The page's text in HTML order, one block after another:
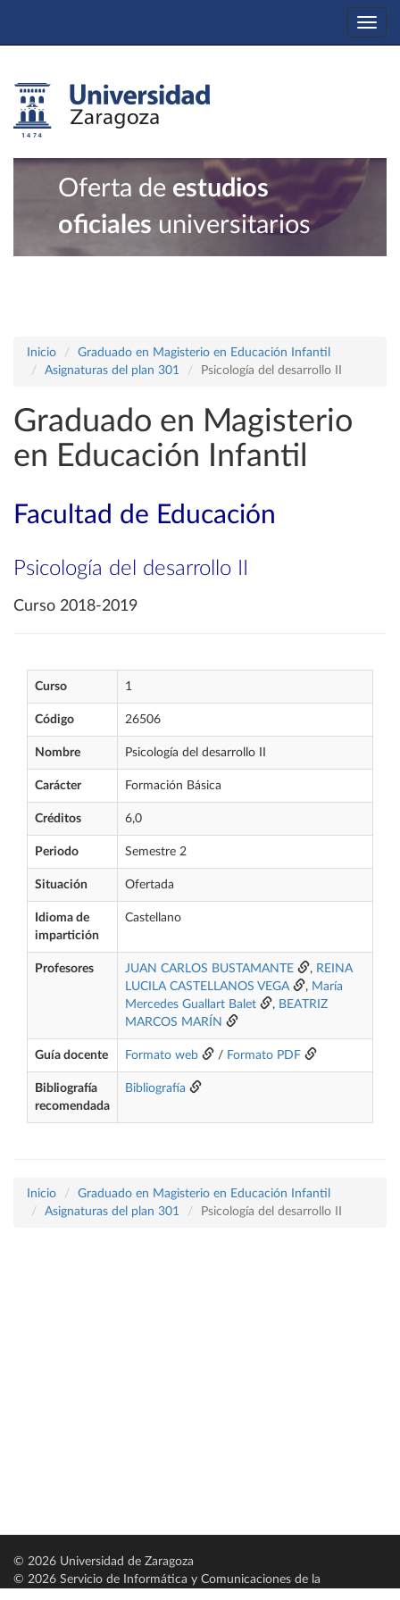
Oferta de estudios
oficiales universitarios
Inicio
Graduado en Magisterio en Educación Infantil
Asignaturas del plan 301
Psicología del desarrollo II
Graduado en Magisterio
en Educación Infantil
Facultad de Educación
Psicología del desarrollo II
Curso 2018-2019
Curso 1
Código 26506
Nombre Psicología del desarrollo II
Carácter Formación Básica
Créditos 6,0
Periodo Semestre 2
Situación Ofertada
Idioma de
impartición
Castellano
Profesores JUAN CARLOS BUSTAMANTE , REINA
LUCILA CASTELLANOS VEGA
, María
Mercedes Guallart Balet
, BEATRIZ
MARCOS MARÍN
Guía docente Formato web / Formato PDF
Bibliografía
recomendada
Bibliografía
Inicio
Graduado en Magisterio en Educación Infantil
Asignaturas del plan 301
Psicología del desarrollo II
© 2026 Universidad de Zaragoza
© 2026 Servicio de Informática y Comunicaciones de la